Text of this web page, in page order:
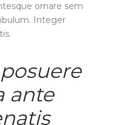
ornare sem
Integer
ante